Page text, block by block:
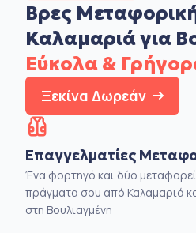
Βρες
Καλαμαριά για
Εύκολα &
Ξεκίνα Δωρεάν
Επαγγελματίες
Ένα φορτηγό και δύο
πράγματα σου από Καλαμαριά
στη Βουλιαγμένη